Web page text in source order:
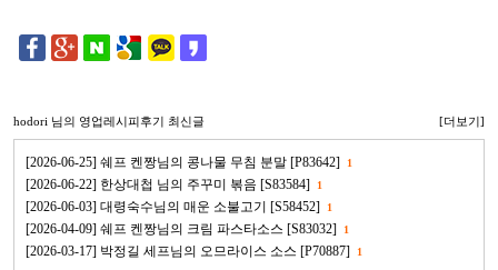
hodori 님의 영업레시피후기 최신글 [더보기]
[2026-06-25] 쉐프 켄짱님의 콩나물 무침 분말 [P83642] 1
[2026-06-22] 한상대첩 님의 주꾸미 볶음 [S83584] 1
[2026-06-03] 대령숙수님의 매운 소불고기 [S58452] 1
[2026-04-09] 쉐프 켄짱님의 크림 파스타소스 [S83032] 1
[2026-03-17] 박정길 세프님의 오므라이스 소스 [P70887] 1